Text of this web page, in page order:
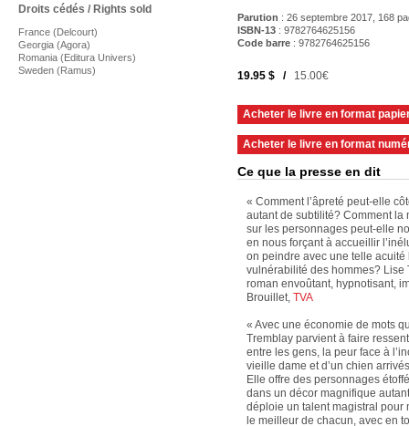
Droits cédés / Rights sold
France (Delcourt)
Georgia (Agora)
Romania (Editura Univers)
Sweden (Ramus)
Parution : 26 septembre 2017, 168
ISBN-13 : 9782764625156
Code barre : 9782764625156
19.95 $ /15.00€
Acheter le livre en format
Acheter le livre en format
Ce que la presse en dit
« Comment l’âpreté peut-elle
autant de subtilité? Comment
sur les personnages peut-elle
en nous forçant à accueillir
on peindre avec une telle
vulnérabilité des hommes? Lise
roman envoûtant, hypnotisant,
Brouillet, TVA
« Avec une économie de mots
Tremblay parvient à faire
entre les gens, la peur face à
vieille dame et d’un chien
Elle offre des personnages
dans un décor magnifique
déploie un talent magistral pour
le meilleur de chacun, avec en